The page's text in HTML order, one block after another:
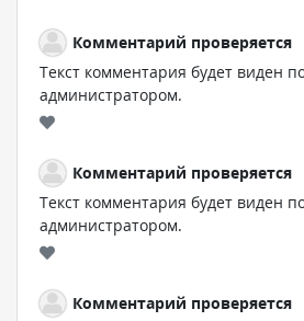
Комментарий проверяется
Текст комментария будет виден
администратором.
Комментарий проверяется
Текст комментария будет виден
администратором.
Комментарий проверяется